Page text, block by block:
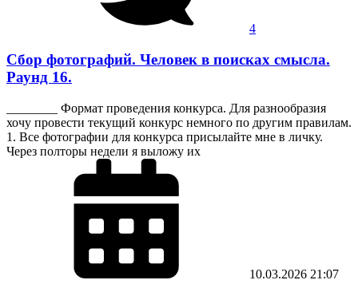
4
Сбор фотографий. Человек в поисках смысла.
Раунд 16.
________ Формат проведения конкурса. Для разнообразия
хочу провести текущий конкурс немного по другим правилам.
1. Все фотографии для конкурса присылайте мне в личку.
Через полторы недели я выложу их
10.03.2026 21:07